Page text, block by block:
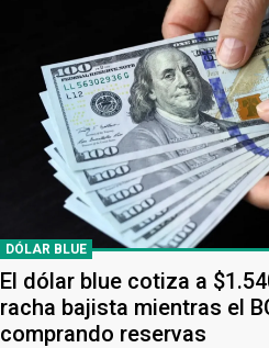
DÓLAR BLUE
El dólar blue cotiza a
racha bajista mientras el
comprando reservas